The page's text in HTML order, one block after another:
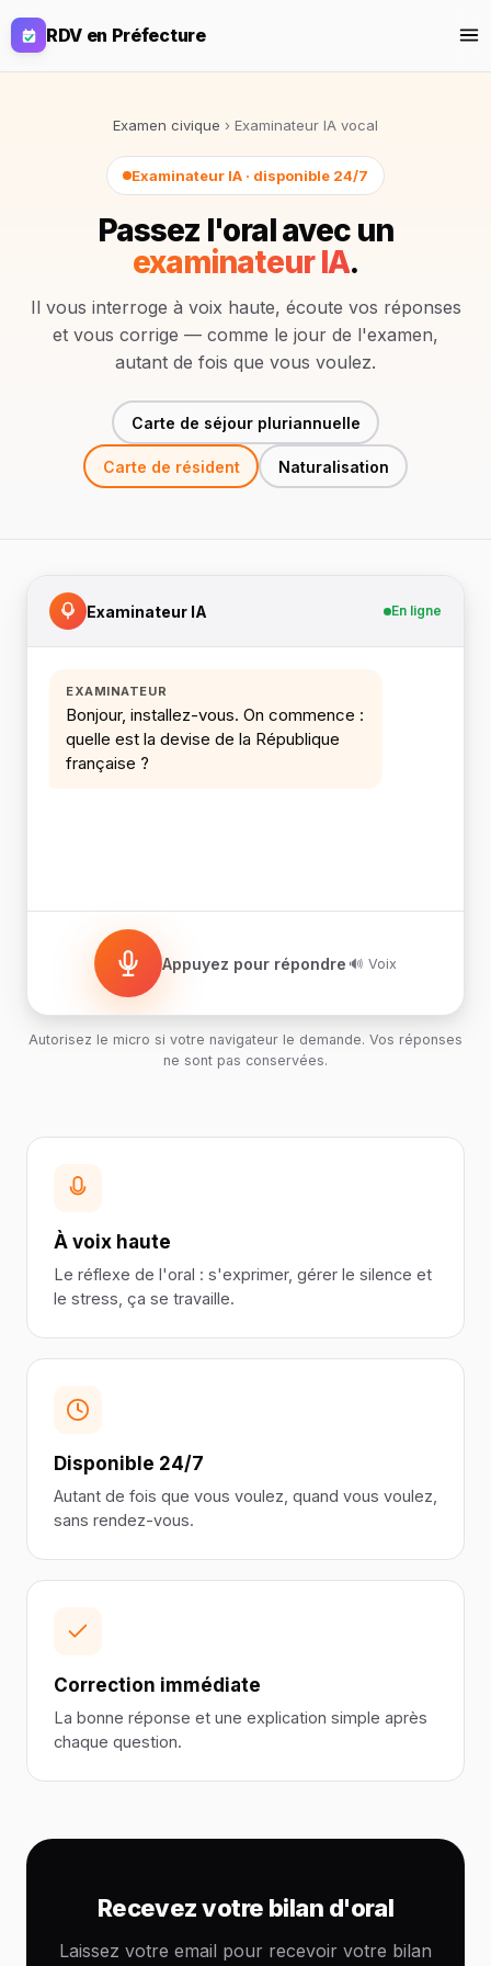
RDV en Préfecture
Créer mon alerte
Examen Civique 2026
Simulation d'examen
Examens blancs
Se connecter Commencer
Examen civique › Examinateur IA vocal
Examinateur IA · disponible 24/7
Passez l'oral avec un
examinateur IA.
Il vous interroge à voix haute, écoute vos réponses
et vous corrige — comme le jour de l'examen,
autant de fois que vous voulez.
Carte de séjour pluriannuelle
Carte de résident Naturalisation
Examinateur IA En ligne
EXAMINATEUR
Bonjour, installez-vous. On commence :
quelle est la devise de la République
française ?
Appuyez pour répondre 🔊 Voix
Autorisez le micro si votre navigateur le demande. Vos réponses
ne sont pas conservées.
À voix haute
Le réflexe de l'oral : s'exprimer, gérer le silence et
le stress, ça se travaille.
Disponible 24/7
Autant de fois que vous voulez, quand vous voulez,
sans rendez-vous.
Correction immédiate
La bonne réponse et une explication simple après
chaque question.
Recevez votre bilan d'oral
Laissez votre email pour recevoir votre bilan